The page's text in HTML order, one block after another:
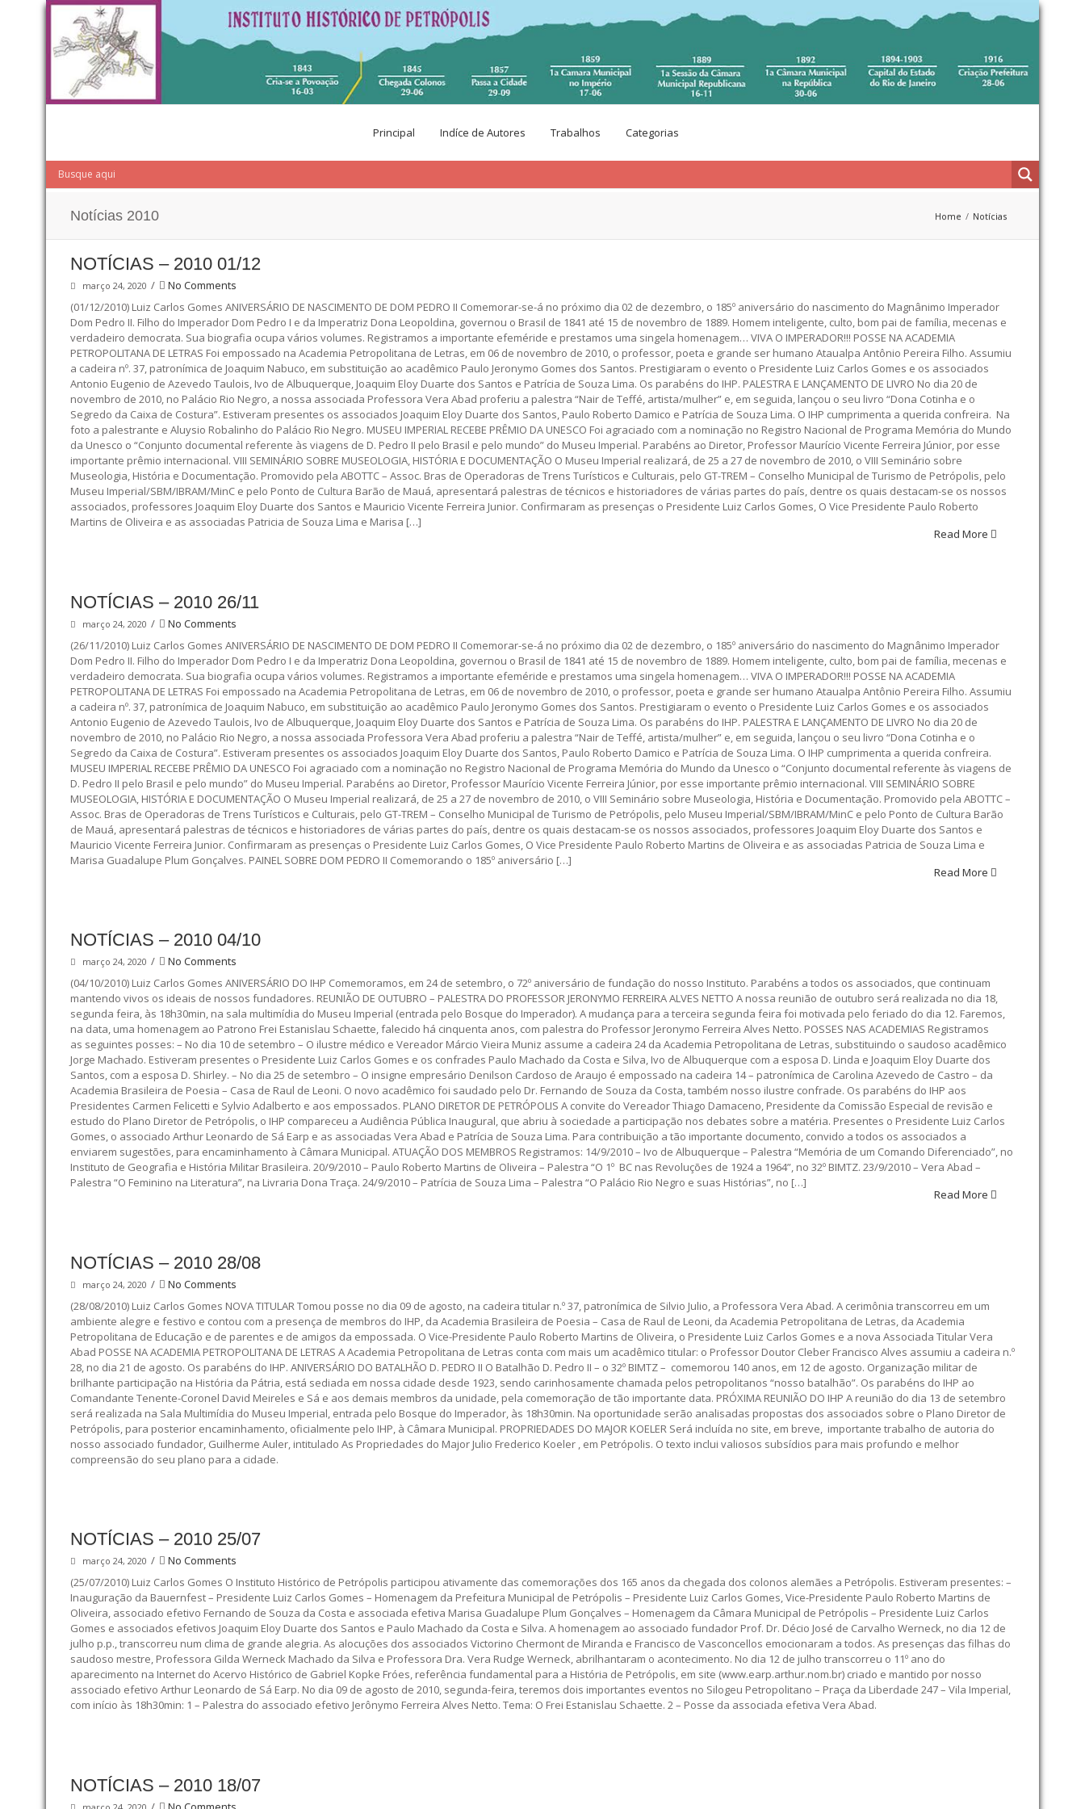
Principal Indíce de Autores Trabalhos Categorias
Notícias 2010 Home Notícias
NOTÍCIAS – 2010 01/12
março 24, 2020 /
No Comments
(01/12/2010) Luiz Carlos Gomes ANIVERSÁRIO DE NASCIMENTO DE DOM PEDRO II Comemorar-se-á no próximo dia 02 de dezembro, o 185º aniversário do nascimento do Magnânimo Imperador
Dom Pedro II. Filho do Imperador Dom Pedro I e da Imperatriz Dona Leopoldina, governou o Brasil de 1841 até 15 de novembro de 1889. Homem inteligente, culto, bom pai de família, mecenas e
verdadeiro democrata. Sua biografia ocupa vários volumes. Registramos a importante efeméride e prestamos uma singela homenagem… VIVA O IMPERADOR!!! POSSE NA ACADEMIA
PETROPOLITANA DE LETRAS Foi empossado na Academia Petropolitana de Letras, em 06 de novembro de 2010, o professor, poeta e grande ser humano Ataualpa Antônio Pereira Filho. Assumiu
a cadeira nº. 37, patronímica de Joaquim Nabuco, em substituição ao acadêmico Paulo Jeronymo Gomes dos Santos. Prestigiaram o evento o Presidente Luiz Carlos Gomes e os associados
Antonio Eugenio de Azevedo Taulois, Ivo de Albuquerque, Joaquim Eloy Duarte dos Santos e Patrícia de Souza Lima. Os parabéns do IHP. PALESTRA E LANÇAMENTO DE LIVRO No dia 20 de
novembro de 2010, no Palácio Rio Negro, a nossa associada Professora Vera Abad proferiu a palestra “Nair de Teffé, artista/mulher” e, em seguida, lançou o seu livro “Dona Cotinha e o
Segredo da Caixa de Costura”. Estiveram presentes os associados Joaquim Eloy Duarte dos Santos, Paulo Roberto Damico e Patrícia de Souza Lima. O IHP cumprimenta a querida confreira. Na
foto a palestrante e Aluysio Robalinho do Palácio Rio Negro. MUSEU IMPERIAL RECEBE PRÊMIO DA UNESCO Foi agraciado com a nominação no Registro Nacional de Programa Memória do Mundo
da Unesco o “Conjunto documental referente às viagens de D. Pedro II pelo Brasil e pelo mundo” do Museu Imperial. Parabéns ao Diretor, Professor Maurício Vicente Ferreira Júnior, por esse
importante prêmio internacional. VIII SEMINÁRIO SOBRE MUSEOLOGIA, HISTÓRIA E DOCUMENTAÇÃO O Museu Imperial realizará, de 25 a 27 de novembro de 2010, o VIII Seminário sobre
Museologia, História e Documentação. Promovido pela ABOTTC – Assoc. Bras de Operadoras de Trens Turísticos e Culturais, pelo GT-TREM – Conselho Municipal de Turismo de Petrópolis, pelo
Museu Imperial/SBM/IBRAM/MinC e pelo Ponto de Cultura Barão de Mauá, apresentará palestras de técnicos e historiadores de várias partes do país, dentre os quais destacam-se os nossos
associados, professores Joaquim Eloy Duarte dos Santos e Mauricio Vicente Ferreira Junior. Confirmaram as presenças o Presidente Luiz Carlos Gomes, O Vice Presidente Paulo Roberto
Martins de Oliveira e as associadas Patricia de Souza Lima e Marisa […]
Read More
NOTÍCIAS – 2010 26/11
março 24, 2020 /
No Comments
(26/11/2010) Luiz Carlos Gomes ANIVERSÁRIO DE NASCIMENTO DE DOM PEDRO II Comemorar-se-á no próximo dia 02 de dezembro, o 185º aniversário do nascimento do Magnânimo Imperador
Dom Pedro II. Filho do Imperador Dom Pedro I e da Imperatriz Dona Leopoldina, governou o Brasil de 1841 até 15 de novembro de 1889. Homem inteligente, culto, bom pai de família, mecenas e
verdadeiro democrata. Sua biografia ocupa vários volumes. Registramos a importante efeméride e prestamos uma singela homenagem… VIVA O IMPERADOR!!! POSSE NA ACADEMIA
PETROPOLITANA DE LETRAS Foi empossado na Academia Petropolitana de Letras, em 06 de novembro de 2010, o professor, poeta e grande ser humano Ataualpa Antônio Pereira Filho. Assumiu
a cadeira nº. 37, patronímica de Joaquim Nabuco, em substituição ao acadêmico Paulo Jeronymo Gomes dos Santos. Prestigiaram o evento o Presidente Luiz Carlos Gomes e os associados
Antonio Eugenio de Azevedo Taulois, Ivo de Albuquerque, Joaquim Eloy Duarte dos Santos e Patrícia de Souza Lima. Os parabéns do IHP. PALESTRA E LANÇAMENTO DE LIVRO No dia 20 de
novembro de 2010, no Palácio Rio Negro, a nossa associada Professora Vera Abad proferiu a palestra “Nair de Teffé, artista/mulher” e, em seguida, lançou o seu livro “Dona Cotinha e o
Segredo da Caixa de Costura”. Estiveram presentes os associados Joaquim Eloy Duarte dos Santos, Paulo Roberto Damico e Patrícia de Souza Lima. O IHP cumprimenta a querida confreira.
MUSEU IMPERIAL RECEBE PRÊMIO DA UNESCO Foi agraciado com a nominação no Registro Nacional de Programa Memória do Mundo da Unesco o “Conjunto documental referente às viagens de
D. Pedro II pelo Brasil e pelo mundo” do Museu Imperial. Parabéns ao Diretor, Professor Maurício Vicente Ferreira Júnior, por esse importante prêmio internacional. VIII SEMINÁRIO SOBRE
MUSEOLOGIA, HISTÓRIA E DOCUMENTAÇÃO O Museu Imperial realizará, de 25 a 27 de novembro de 2010, o VIII Seminário sobre Museologia, História e Documentação. Promovido pela ABOTTC –
Assoc. Bras de Operadoras de Trens Turísticos e Culturais, pelo GT-TREM – Conselho Municipal de Turismo de Petrópolis, pelo Museu Imperial/SBM/IBRAM/MinC e pelo Ponto de Cultura Barão
de Mauá, apresentará palestras de técnicos e historiadores de várias partes do país, dentre os quais destacam-se os nossos associados, professores Joaquim Eloy Duarte dos Santos e
Mauricio Vicente Ferreira Junior. Confirmaram as presenças o Presidente Luiz Carlos Gomes, O Vice Presidente Paulo Roberto Martins de Oliveira e as associadas Patricia de Souza Lima e
Marisa Guadalupe Plum Gonçalves. PAINEL SOBRE DOM PEDRO II Comemorando o 185º aniversário […]
Read More
NOTÍCIAS – 2010 04/10
março 24, 2020 /
No Comments
(04/10/2010) Luiz Carlos Gomes ANIVERSÁRIO DO IHP Comemoramos, em 24 de setembro, o 72º aniversário de fundação do nosso Instituto. Parabéns a todos os associados, que continuam
mantendo vivos os ideais de nossos fundadores. REUNIÃO DE OUTUBRO – PALESTRA DO PROFESSOR JERONYMO FERREIRA ALVES NETTO A nossa reunião de outubro será realizada no dia 18,
segunda feira, às 18h30min, na sala multimídia do Museu Imperial (entrada pelo Bosque do Imperador). A mudança para a terceira segunda feira foi motivada pelo feriado do dia 12. Faremos,
na data, uma homenagem ao Patrono Frei Estanislau Schaette, falecido há cinquenta anos, com palestra do Professor Jeronymo Ferreira Alves Netto. POSSES NAS ACADEMIAS Registramos
as seguintes posses: – No dia 10 de setembro – O ilustre médico e Vereador Márcio Vieira Muniz assume a cadeira 24 da Academia Petropolitana de Letras, substituindo o saudoso acadêmico
Jorge Machado. Estiveram presentes o Presidente Luiz Carlos Gomes e os confrades Paulo Machado da Costa e Silva, Ivo de Albuquerque com a esposa D. Linda e Joaquim Eloy Duarte dos
Santos, com a esposa D. Shirley. – No dia 25 de setembro – O insigne empresário Denilson Cardoso de Araujo é empossado na cadeira 14 – patronímica de Carolina Azevedo de Castro – da
Academia Brasileira de Poesia – Casa de Raul de Leoni. O novo acadêmico foi saudado pelo Dr. Fernando de Souza da Costa, também nosso ilustre confrade. Os parabéns do IHP aos
Presidentes Carmen Felicetti e Sylvio Adalberto e aos empossados. PLANO DIRETOR DE PETRÓPOLIS A convite do Vereador Thiago Damaceno, Presidente da Comissão Especial de revisão e
estudo do Plano Diretor de Petrópolis, o IHP compareceu a Audiência Pública Inaugural, que abriu à sociedade a participação nos debates sobre a matéria. Presentes o Presidente Luiz Carlos
Gomes, o associado Arthur Leonardo de Sá Earp e as associadas Vera Abad e Patrícia de Souza Lima. Para contribuição a tão importante documento, convido a todos os associados a
enviarem sugestões, para encaminhamento à Câmara Municipal. ATUAÇÃO DOS MEMBROS Registramos: 14/9/2010 – Ivo de Albuquerque – Palestra “Memória de um Comando Diferenciado”, no
Instituto de Geografia e História Militar Brasileira. 20/9/2010 – Paulo Roberto Martins de Oliveira – Palestra “O 1º BC nas Revoluções de 1924 a 1964”, no 32º BIMTZ. 23/9/2010 – Vera Abad –
Palestra “O Feminino na Literatura”, na Livraria Dona Traça. 24/9/2010 – Patrícia de Souza Lima – Palestra “O Palácio Rio Negro e suas Histórias”, no […]
Read More
NOTÍCIAS – 2010 28/08
março 24, 2020 /
No Comments
(28/08/2010) Luiz Carlos Gomes NOVA TITULAR Tomou posse no dia 09 de agosto, na cadeira titular n.º 37, patronímica de Silvio Julio, a Professora Vera Abad. A cerimônia transcorreu em um
ambiente alegre e festivo e contou com a presença de membros do IHP, da Academia Brasileira de Poesia – Casa de Raul de Leoni, da Academia Petropolitana de Letras, da Academia
Petropolitana de Educação e de parentes e de amigos da empossada. O Vice-Presidente Paulo Roberto Martins de Oliveira, o Presidente Luiz Carlos Gomes e a nova Associada Titular Vera
Abad POSSE NA ACADEMIA PETROPOLITANA DE LETRAS A Academia Petropolitana de Letras conta com mais um acadêmico titular: o Professor Doutor Cleber Francisco Alves assumiu a cadeira n.º
28, no dia 21 de agosto. Os parabéns do IHP. ANIVERSÁRIO DO BATALHÃO D. PEDRO II O Batalhão D. Pedro II – o 32º BIMTZ – comemorou 140 anos, em 12 de agosto. Organização militar de
brilhante participação na História da Pátria, está sediada em nossa cidade desde 1923, sendo carinhosamente chamada pelos petropolitanos “nosso batalhão”. Os parabéns do IHP ao
Comandante Tenente-Coronel David Meireles e Sá e aos demais membros da unidade, pela comemoração de tão importante data. PRÓXIMA REUNIÃO DO IHP A reunião do dia 13 de setembro
será realizada na Sala Multimídia do Museu Imperial, entrada pelo Bosque do Imperador, às 18h30min. Na oportunidade serão analisadas propostas dos associados sobre o Plano Diretor de
Petrópolis, para posterior encaminhamento, oficialmente pelo IHP, à Câmara Municipal. PROPRIEDADES DO MAJOR KOELER Será incluída no site, em breve, importante trabalho de autoria do
nosso associado fundador, Guilherme Auler, intitulado As Propriedades do Major Julio Frederico Koeler , em Petrópolis. O texto inclui valiosos subsídios para mais profundo e melhor
compreensão do seu plano para a cidade.
NOTÍCIAS – 2010 25/07
março 24, 2020 /
No Comments
(25/07/2010) Luiz Carlos Gomes O Instituto Histórico de Petrópolis participou ativamente das comemorações dos 165 anos da chegada dos colonos alemães a Petrópolis. Estiveram presentes: –
Inauguração da Bauernfest – Presidente Luiz Carlos Gomes – Homenagem da Prefeitura Municipal de Petrópolis – Presidente Luiz Carlos Gomes, Vice-Presidente Paulo Roberto Martins de
Oliveira, associado efetivo Fernando de Souza da Costa e associada efetiva Marisa Guadalupe Plum Gonçalves – Homenagem da Câmara Municipal de Petrópolis – Presidente Luiz Carlos
Gomes e associados efetivos Joaquim Eloy Duarte dos Santos e Paulo Machado da Costa e Silva. A homenagem ao associado fundador Prof. Dr. Décio José de Carvalho Werneck, no dia 12 de
julho p.p., transcorreu num clima de grande alegria. As alocuções dos associados Victorino Chermont de Miranda e Francisco de Vasconcellos emocionaram a todos. As presenças das filhas do
saudoso mestre, Professora Gilda Werneck Machado da Silva e Professora Dra. Vera Rudge Werneck, abrilhantaram o acontecimento. No dia 12 de julho transcorreu o 11º ano do
aparecimento na Internet do Acervo Histórico de Gabriel Kopke Fróes, referência fundamental para a História de Petrópolis, em site (www.earp.arthur.nom.br) criado e mantido por nosso
associado efetivo Arthur Leonardo de Sá Earp. No dia 09 de agosto de 2010, segunda-feira, teremos dois importantes eventos no Silogeu Petropolitano – Praça da Liberdade 247 – Vila Imperial,
com início às 18h30min: 1 – Palestra do associado efetivo Jerônymo Ferreira Alves Netto. Tema: O Frei Estanislau Schaette. 2 – Posse da associada efetiva Vera Abad.
NOTÍCIAS – 2010 18/07
março 24, 2020